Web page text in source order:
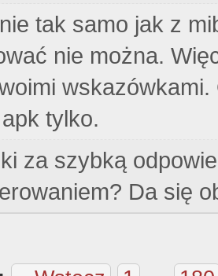
tak samo jak z
nie można.
tylko.
za szybką
Da się